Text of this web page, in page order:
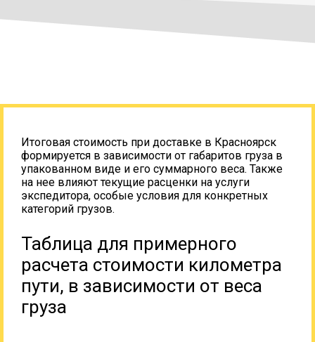
Итоговая стоимость при доставке в Красноярск
формируется в зависимости от габаритов груза в
упакованном виде и его суммарного веса. Также
на нее влияют текущие расценки на услуги
экспедитора, особые условия для конкретных
категорий грузов.
Таблица для примерного
расчета стоимости километра
пути, в зависимости от веса
груза